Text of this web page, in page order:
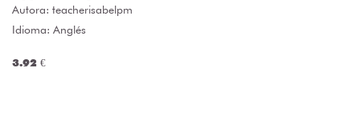
Autora: teacherisabelpm
Idioma: Anglés
3.92 €